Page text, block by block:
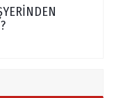
ANLAMAK